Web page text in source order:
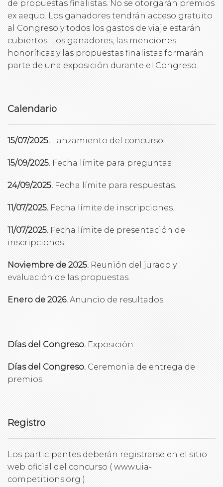
de propuestas finalistas. No se otorgarán premios
ex aequo. Los ganadores tendrán acceso gratuito
al Congreso y todos los gastos de viaje estarán
cubiertos. Los ganadores, las menciones
honoríficas y las propuestas finalistas formarán
parte de una exposición durante el Congreso.
Calendario
15/07/2025. Lanzamiento del concurso.
15/09/2025. Fecha límite para preguntas.
24/09/2025. Fecha límite para respuestas.
11/07/2025. Fecha límite de inscripciones.
11/07/2025. Fecha límite de presentación de
inscripciones.
Noviembre de 2025. Reunión del jurado y
evaluación de las propuestas.
Enero de 2026. Anuncio de resultados.
Días del Congreso. Exposición.
Días del Congreso. Ceremonia de entrega de
premios.
Registro
Los participantes deberán registrarse en el sitio
web oficial del concurso ( www.uia-
competitions.org ).